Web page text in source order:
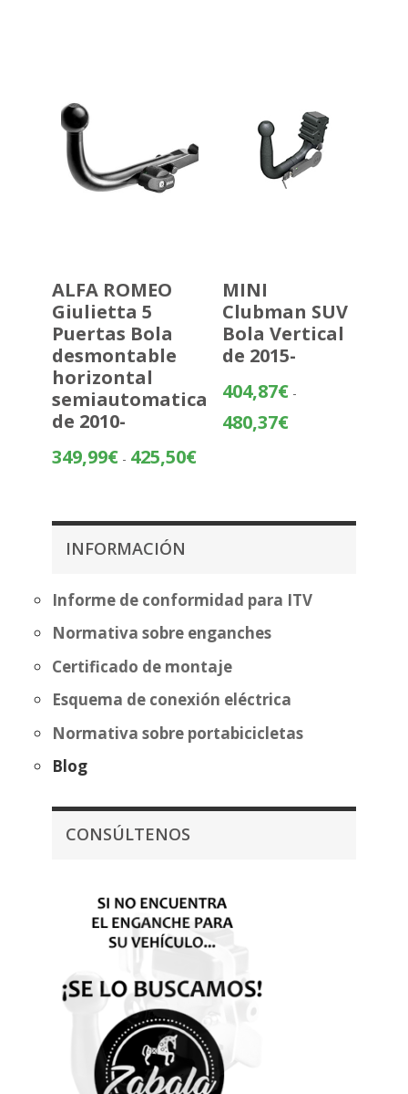
307,52€
ALFA ROMEO
Giulietta 5
Puertas Bola
desmontable
horizontal
semiautomatica
de 2010-
349,99€ - 425,50€Rango
MINI
Clubman SUV
Bola Vertical
de 2015-
404,87€ -
480,37€Rango
hasta
INFORMACIÓN
Informe de conformidad para ITV
Normativa sobre enganches
Certificado de montaje
Esquema de conexión eléctrica
Normativa sobre portabicicletas
Blog
CONSÚLTENOS